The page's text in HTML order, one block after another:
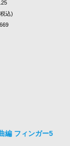
込)
編 フィンガー5